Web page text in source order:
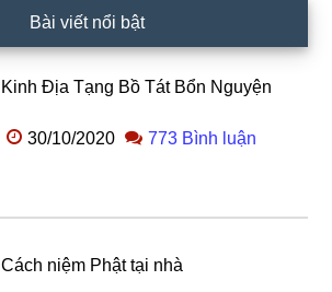
Bài viết nổi bật
Kinh Địa Tạng Bồ Tát Bổn Nguyện
30/10/2020 773 Bình luận
Cách niệm Phật tại nhà